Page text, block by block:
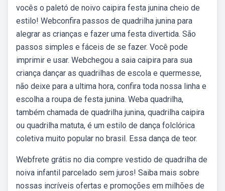
vocês o paletó de noivo caipira festa junina cheio de
estilo! Webconfira passos de quadrilha junina para
alegrar as crianças e fazer uma festa divertida. São
passos simples e fáceis de se fazer. Você pode
imprimir e usar. Webchegou a saia caipira para sua
criança dançar as quadrilhas de escola e quermesse,
não deixe para a ultima hora, confira toda nossa linha e
escolha a roupa de festa junina. Weba quadrilha,
também chamada de quadrilha junina, quadrilha caipira
ou quadrilha matuta, é um estilo de dança folclórica
coletiva muito popular no brasil. Essa dança de teor.
Webfrete grátis no dia compre vestido de quadrilha de
noiva infantil parcelado sem juros! Saiba mais sobre
nossas incríveis ofertas e promoções em milhões de